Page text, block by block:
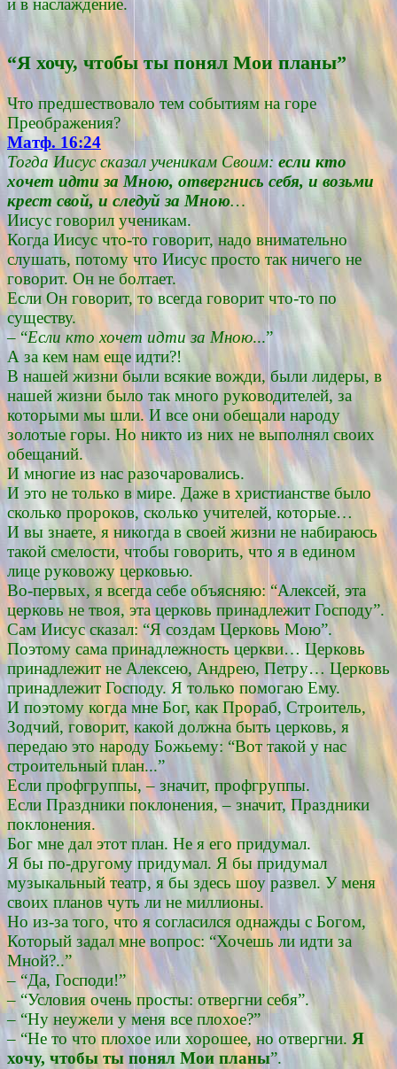
“Я хочу, чтобы ты понял Мои планы”
Что предшествовало тем событиям на горе
Преображения?
Матф. 16:24
Тогда Иисус сказал ученикам Своим: если кто
хочет идти за Мною, отвергнись себя, и возьми
крест свой, и следуй за Мною…
Иисус говорил ученикам.
Когда Иисус что-то говорит, надо внимательно
слушать, потому что Иисус просто так ничего не
говорит. Он не болтает.
Если Он говорит, то всегда говорит что-то по
существу.
– “Если кто хочет идти за Мною...”
А за кем нам еще идти?!
В нашей жизни были всякие вожди, были лидеры, в
нашей жизни было так много руководителей, за
которыми мы шли. И все они обещали народу
золотые горы. Но никто из них не выполнял своих
обещаний.
И многие из нас разочаровались.
И это не только в мире. Даже в христианстве было
сколько пророков, сколько учителей, которые…
И вы знаете, я никогда в своей жизни не набираюсь
такой смелости, чтобы говорить, что я в едином
лице руковожу церковью.
Во-первых, я всегда себе объясняю: “Алексей, эта
церковь не твоя, эта церковь принадлежит Господу”.
Сам Иисус сказал: “Я создам Церковь Мою”.
Поэтому сама принадлежность церкви… Церковь
принадлежит не Алексею, Андрею, Петру… Церковь
принадлежит Господу. Я только помогаю Ему.
И поэтому когда мне Бог, как Прораб, Строитель,
Зодчий, говорит, какой должна быть церковь, я
передаю это народу Божьему: “Вот такой у нас
строительный план...”
Если профгруппы, – значит, профгруппы.
Если Праздники поклонения, – значит, Праздники
поклонения.
Бог мне дал этот план. Не я его придумал.
Я бы по-другому придумал. Я бы придумал
музыкальный театр, я бы здесь шоу развел. У меня
своих планов чуть ли не миллионы.
Но из-за того, что я согласился однажды с Богом,
Который задал мне вопрос: “Хочешь ли идти за
Мной?..”
– “Да, Господи!”
– “Условия очень просты: отвергни себя”.
– “Ну неужели у меня все плохое?”
– “Не то что плохое или хорошее, но отвергни. Я
хочу, чтобы ты понял Мои планы”.